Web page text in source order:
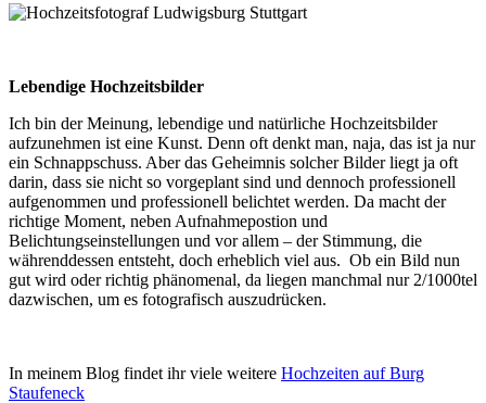
Lebendige Hochzeitsbilder
Ich bin der Meinung, lebendige und natürliche Hochzeitsbilder
aufzunehmen ist eine Kunst. Denn oft denkt man, naja, das ist ja nur
ein Schnappschuss. Aber das Geheimnis solcher Bilder liegt ja oft
darin, dass sie nicht so vorgeplant sind und dennoch professionell
aufgenommen und professionell belichtet werden. Da macht der
richtige Moment, neben Aufnahmepostion und
Belichtungseinstellungen und vor allem – der Stimmung, die
währenddessen entsteht, doch erheblich viel aus. Ob ein Bild nun
gut wird oder richtig phänomenal, da liegen manchmal nur 2/1000tel
dazwischen, um es fotografisch auszudrücken.
In meinem Blog findet ihr viele weitere Hochzeiten auf Burg
Staufeneck